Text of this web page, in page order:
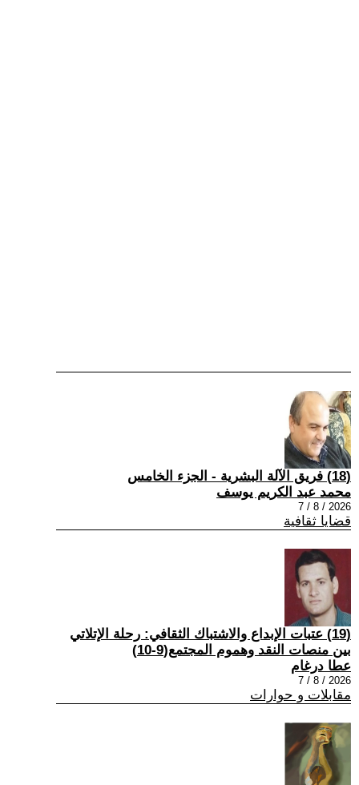
(18) فريق الآلة البشرية - الجزء الخامس
محمد عبد الكريم يوسف
2026 / 8 / 7
قضايا ثقافية
(19) عتبات الإبداع والاشتباك الثقافي: رحلة الإتلاتي
بين منصات النقد وهموم المجتمع(9-10)
عطا درغام
2026 / 8 / 7
مقابلات و حوارات